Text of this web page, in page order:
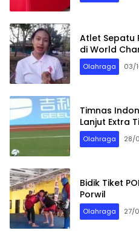
Atlet Sepatu
di World
Olahraga 03/
Timnas
Lanjut Extra
Olahraga 28/
Bidik Tiket
Porwil
Olahraga 27/